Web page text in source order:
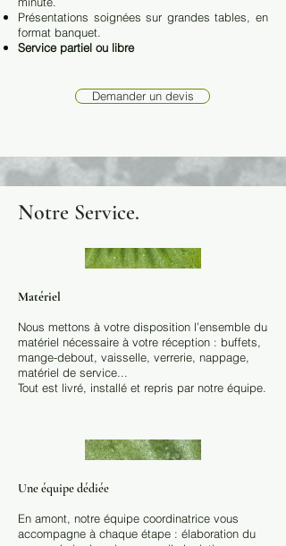
Présentations soignées sur grandes tables, en
format banquet.
Service partiel ou libre
Demander un devis
Notre Service.
Matériel
Nous mettons à votre disposition l’ensemble du
matériel nécessaire à votre réception : buffets,
mange-debout, vaisselle, verrerie, nappage,
matériel de service...
Tout est livré, installé et repris par notre équipe.
Une équipe dédiée
En amont, notre équipe coordinatrice vous
accompagne à chaque étape : élaboration du